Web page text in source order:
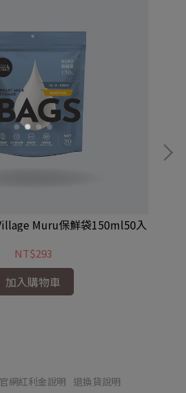
Muru保鮮袋150ml50入
NT$293
加入購物車
官網紅利金說明 退換貨說明